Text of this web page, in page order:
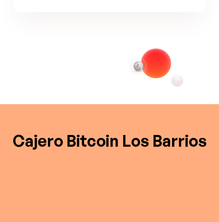
Cajero Bitcoin Los Barrios